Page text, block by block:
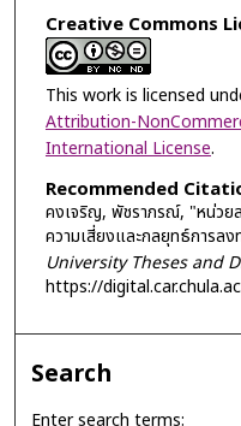
Creative Commons
This work is licensed
Attribution-
International License.
Recommended
คงเจริญ, พัชราภรณ์, "หน่วย
ความเสี่ยงและกลยุทธ์การล
University Theses and
https://
Search
Enter search terms: